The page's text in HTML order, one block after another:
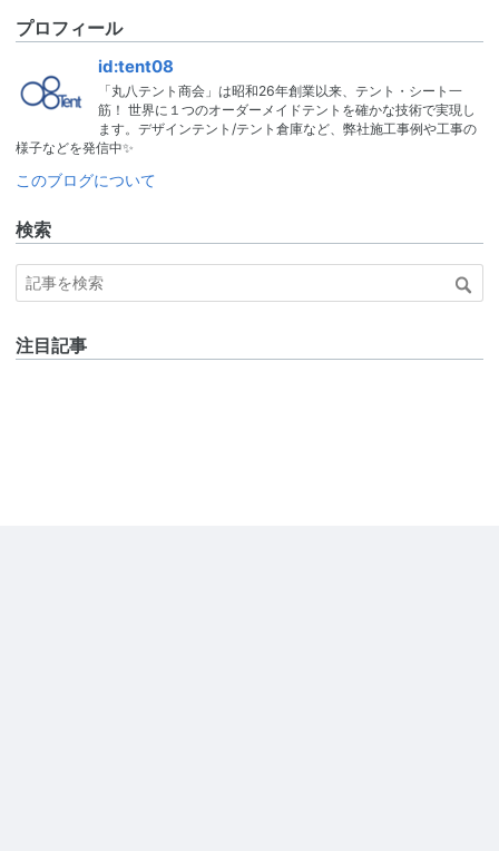
プロフィール
id:tent08
「丸八テント商会」は昭和26年創業以来、テント・シート一
筋！ 世界に１つのオーダーメイドテントを確かな技術で実現し
ます。デザインテント/テント倉庫など、弊社施工事例や工事の
様子などを発信中✨
このブログについて
検索
注目記事